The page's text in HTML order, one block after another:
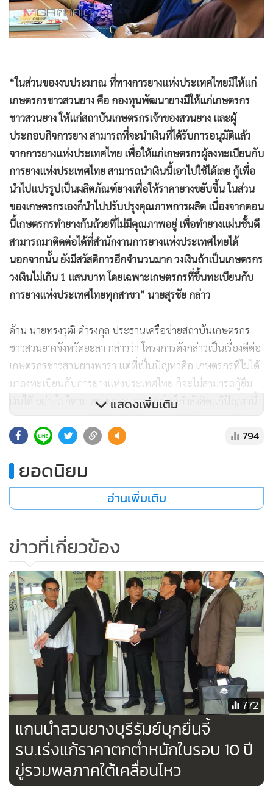
“ในส่วนของงบประมาณ ที่ทางการยางแห่งประเทศไทยมีให้แก่
เกษตรกรชาวสวนยาง คือ กองทุนพัฒนายางมีให้แก่เกษตรกร
ชาวสวนยาง ให้แก่สถาบันเกษตรกรเจ้าของสวนยาง และผู้
ประกอบกิจการยาง สามารถที่จะนำเงินที่ได้รับการอนุมัติแล้ว
จากการยางแห่งประเทศไทย เพื่อให้แก่เกษตรกรผู้ลงทะเบียนกับ
การยางแห่งประเทศไทย สามารถนำเงินนี้เอาไปใช้ได้เลย กู้เพื่อ
นำไปแปรรูปเป็นผลิตภัณฑ์ยางเพื่อให้ราคายางขยับขึ้น ในส่วน
ของเกษตรกรเองก็นำไปปรับปรุงคุณภาพการผลิต เนื่องจากตอน
นี้เกษตรกรทำยางก้นถ้วยที่ไม่มีคุณภาพอยู่ เพื่อทำยางแผ่นชั้นดี
สามารถมาติดต่อได้ที่สำนักงานการยางแห่งประเทศไทยได้
นอกจากนั้น ยังมีสวัสดิการอีกจำนวนมาก วงเงินถ้าเป็นเกษตรกร
วงเงินไม่เกิน 1 แสนบาท โดยเฉพาะเกษตรกรที่ขึ้นทะเบียนกับ
การยางแห่งประเทศไทยทุกสาขา” นายสุรชัย กล่าว
ด้าน นายทรงวุฒิ ดำรงกุล ประธานเครือข่ายสถาบันเกษตรกร
ชาวสวนยางจังหวัดยะลา กล่าวว่า โครงการดังกล่าวเป็นเรื่องดีต่อ
เกษตรกรชาวสวนยางพารา แต่ที่เป็นปัญหาคือ เกษตรกรที่ไม่ได้
มาลงทะเบียนกับการยางแห่งประเทศไทย ก็จะไม่สามารถกู้ยืม
เงินได้ อย่างไรก็ตาม คณะกรรมการบอร์ดก็กำลังคิดแก้ปัญหานี้
โดยเฉพาะเกษตรกรที่มีที่ดินที่ไม่มีเอกสารสิทธิ ในอนาคตข้าง
หน้า ทางคณะกรรมการบอร์ดก็คงมีมาตรการช่วยเหลือเกษตรกร
แสดงเพิ่มเติม
794
ยอดนิยม
อ่านเพิ่มเติม
ข่าวที่เกี่ยวข้อง
772
แกนนำสวนยางบุรีรัมย์บุกยื่นจี้
รบ.เร่งแก้ราคาตกต่ำหนักในรอบ 10 ปี
ขู่รวมพลภาคใต้เคลื่อนไหว